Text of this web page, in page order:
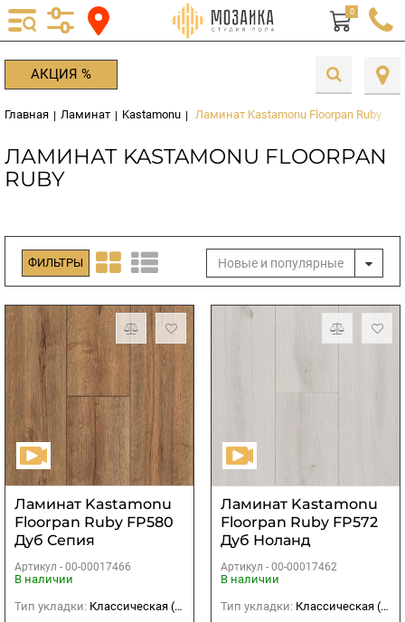
0
АКЦИЯ %
Главная | Ламинат | Kastamonu | Ламинат Kastamonu Floorpan Ruby
ЛАМИНАТ KASTAMONU FLOORPAN
RUBY
Новые и популярные
ФИЛЬТРЫ
Ламинат Kastamonu
Floorpan Ruby FP580
Дуб Сепия
Артикул - 00-00017466
В наличии
Тип укладки: Классическая (прямая)
Ламинат Kastamonu
Floorpan Ruby FP572
Дуб Ноланд
Артикул - 00-00017462
В наличии
Тип укладки: Классическая (прямая)